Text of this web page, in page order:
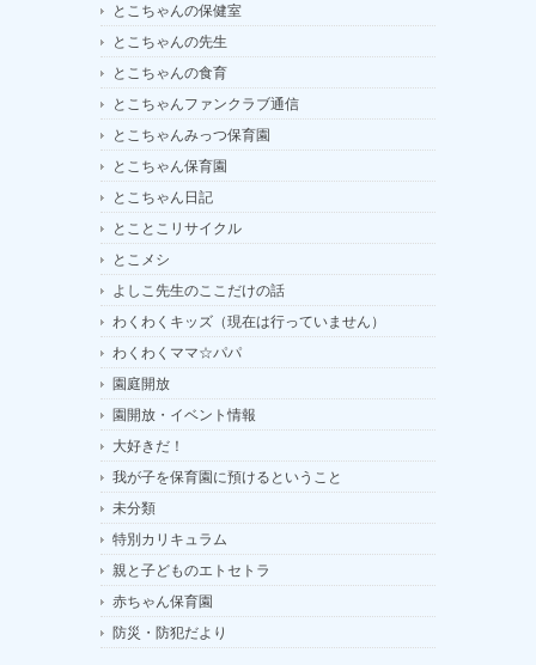
とこちゃんの保健室
とこちゃんの先生
とこちゃんの食育
とこちゃんファンクラブ通信
とこちゃんみっつ保育園
とこちゃん保育園
とこちゃん日記
とことこリサイクル
とこメシ
よしこ先生のここだけの話
わくわくキッズ（現在は行っていません）
わくわくママ☆パパ
園庭開放
園開放・イベント情報
大好きだ！
我が子を保育園に預けるということ
未分類
特別カリキュラム
親と子どものエトセトラ
赤ちゃん保育園
防災・防犯だより